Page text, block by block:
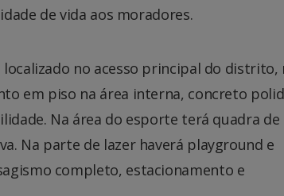
de vida aos moradores.
no acesso principal do distrito,
em piso na área interna, concreto
Na área do esporte terá quadra de
Na parte de lazer haverá playground e
completo, estacionamento e